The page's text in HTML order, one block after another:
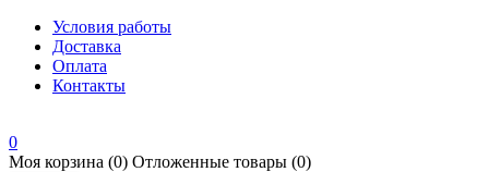
Условия работы
Доставка
Оплата
Контакты
0
Моя корзина (0) Отложенные товары (0)